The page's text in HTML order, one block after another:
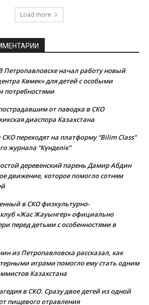
Load more
Петропавловске начал работу новый
Көмек» для детей с особыми
потребностями
от паводка в СКО
диаспора Казахстана
переходят на платформу “Bilim Class”
журнала “Күнделік”
деревенский парень Дамир Абдин
движение, которое помогло сотням
в СКО физкультурно-
«Жас Жауынгер» официально
перед детьми с особенностями в
из Петропавловска рассказал, как
играми помогло ему стать одним
Казахстана
в СКО. Сразу двое детей из одной
пищевого отравления